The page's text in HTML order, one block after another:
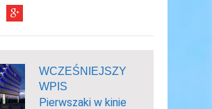
WCZEŚNIEJSZY
WPIS
Pierwszaki w kinie